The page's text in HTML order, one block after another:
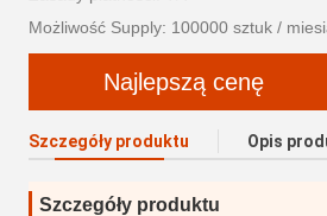
Możliwość Supply: 100000 sztuk /
Najlepszą cenę
Szczegóły produktu Opis
Szczegóły produktu